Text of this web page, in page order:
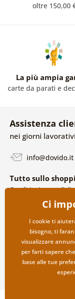
oltre 150,00
La più ampia
carte da parati e
Assistenza
nei giorni
info@dovido.it
Tutto sullo
Condizioni generali di
Politica sulla privacy
Opzioni di spedizione
pagamento
Reso della merce
Ci
I cookie ti
bisogno, ti
visualizzare
per farti sapere
base alle tue